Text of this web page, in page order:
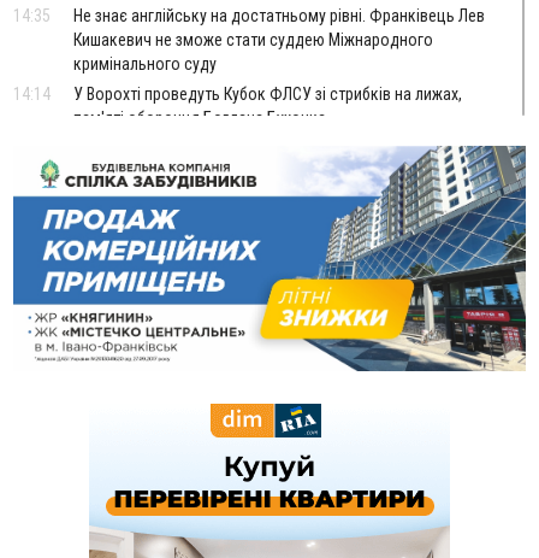
14:35
Не знає англійську на достатньому рівні. Франківець Лев
Кишакевич не зможе стати суддею Міжнародного
кримінального суду
14:14
У Ворохті проведуть Кубок ФЛСУ зі стрибків на лижах,
пам'яті оборонця Богдана Бухонка
На Калущині розшукали чоловіка, який три дні
блукав у лісі
13:14
Боднар розповів про реакцію влади Польщі на атаки на
українців та про зміни після 23 серпня
12:31
ВІДЕО "Едельвейси" щемливо привітали рідну Коломию з
Днем міста
11:55
Вчора у Франківську, Коломиї, Долині та Яремче
зафіксували рекордну спеку
11:45
У Надвірній п'яна жінка побила малолітнього хлопчика: суд
У басейні Дністра встановилася гідрологічна посуха - рівні
води наблизилися до найнижчих показників
У Бурштині поблизу АЗС сталася масова бійка, поліція
з'ясовує обставини
ФОП із Житомира після купівлі права вимоги за 120
тисяч позивається до Франківська на понад 20 млн грн